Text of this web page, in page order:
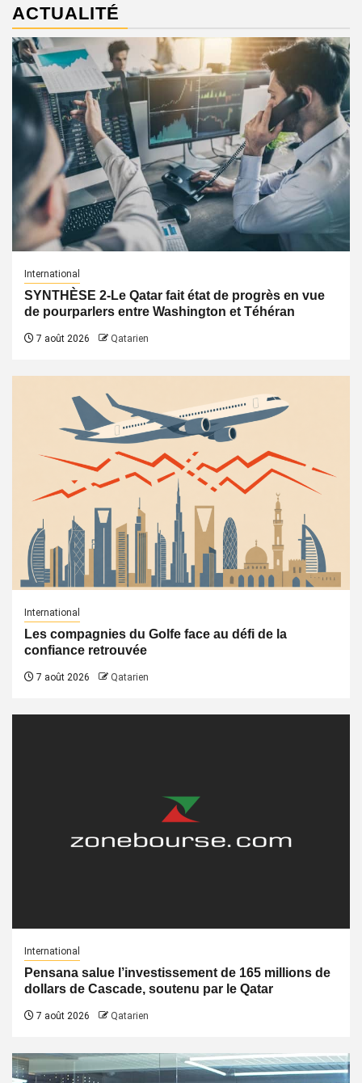
ACTUALITÉ
International
SYNTHÈSE 2-Le Qatar fait état de progrès en vue
de pourparlers entre Washington et Téhéran
7 août 2026 Qatarien
International
Les compagnies du Golfe face au défi de la
confiance retrouvée
7 août 2026 Qatarien
International
Pensana salue l’investissement de 165 millions de
dollars de Cascade, soutenu par le Qatar
7 août 2026 Qatarien